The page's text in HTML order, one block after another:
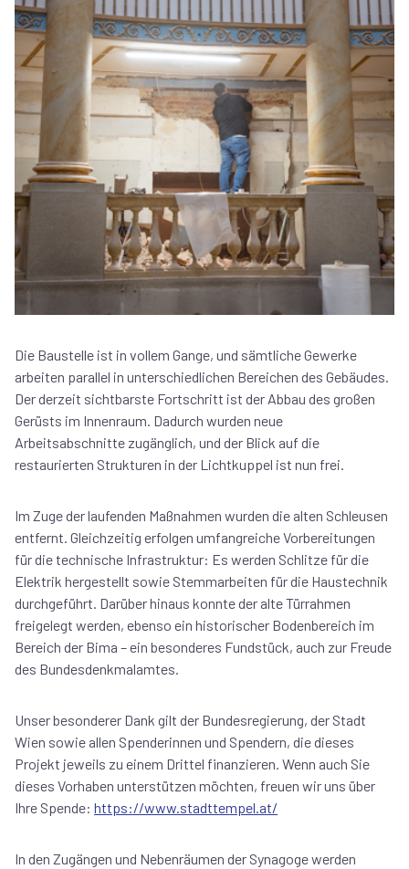
Die Baustelle ist in vollem Gange, und sämtliche Gewerke
arbeiten parallel in unterschiedlichen Bereichen des Gebäudes.
Der derzeit sichtbarste Fortschritt ist der Abbau des großen
Gerüsts im Innenraum. Dadurch wurden neue
Arbeitsabschnitte zugänglich, und der Blick auf die
restaurierten Strukturen in der Lichtkuppel ist nun frei.
Im Zuge der laufenden Maßnahmen wurden die alten Schleusen
entfernt. Gleichzeitig erfolgen umfangreiche Vorbereitungen
für die technische Infrastruktur: Es werden Schlitze für die
Elektrik hergestellt sowie Stemmarbeiten für die Haustechnik
durchgeführt. Darüber hinaus konnte der alte Türrahmen
freigelegt werden, ebenso ein historischer Bodenbereich im
Bereich der Bima – ein besonderes Fundstück, auch zur Freude
des Bundesdenkmalamtes.
Unser besonderer Dank gilt der Bundesregierung, der Stadt
Wien sowie allen Spenderinnen und Spendern, die dieses
Projekt jeweils zu einem Drittel finanzieren. Wenn auch Sie
dieses Vorhaben unterstützen möchten, freuen wir uns über
Ihre Spende: https://www.stadttempel.at/
In den Zugängen und Nebenräumen der Synagoge werden